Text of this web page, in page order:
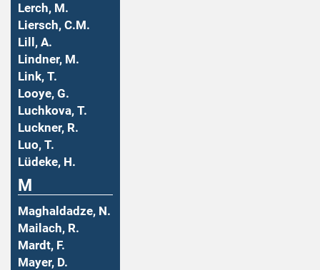
Lerch, M.
Liersch, C.M.
Lill, A.
Lindner, M.
Link, T.
Looye, G.
Luchkova, T.
Luckner, R.
Luo, T.
Lüdeke, H.
M
Maghaldadze, N.
Mailach, R.
Mardt, F.
Mayer, D.